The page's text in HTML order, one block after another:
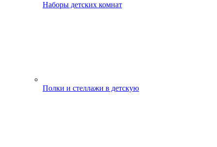
Наборы детских комнат
Полки и стеллажи в детскую